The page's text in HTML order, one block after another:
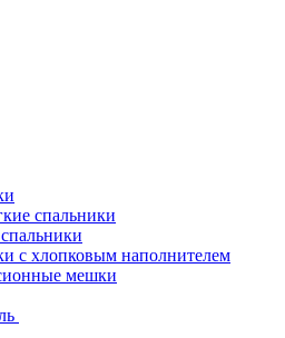
спальники
с хлопковым наполнителем
мешки